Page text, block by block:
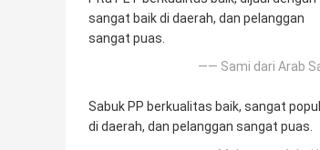
sangat baik di daerah, dan pelanggan
sangat puas.
—— Sami dari Arab
Sabuk PP berkualitas baik, sangat
di daerah, dan pelanggan sangat puas.